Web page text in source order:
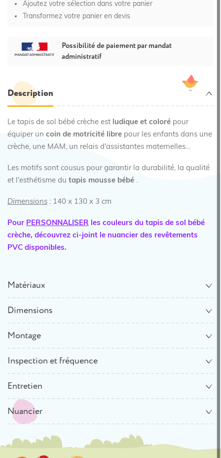
Ajoutez votre sélection dans votre panier
Transformez votre panier en devis
Possibilité de paiement par mandat
administratif
Description
Le tapis de sol bébé crèche est ludique et coloré pour
équiper un coin de motricité libre pour les enfants dans une
crèche, une MAM, un relais d'assistantes maternelles…
Les motifs sont cousus pour garantir la durabilité, la qualité
et l'esthétisme du tapis mousse bébé .
Dimensions : 140 x 130 x 3 cm
Pour PERSONNALISER les couleurs du tapis de sol bébé
crèche, découvrez ci-joint le nuancier des revêtements
PVC disponibles.
Matériaux
Dimensions
Montage
Inspection et fréquence
Entretien
Nuancier